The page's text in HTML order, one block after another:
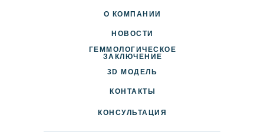
КОНТАКТЫ
НОВОСТИ
О КОМПАНИИ
ДОСТАВКА И ОПЛАТА
ПАРТНЕРАМ
3D МОДЕЛЬ
КОНСУЛЬТАЦИЯ
ГЕММОЛОГИЧЕСКОЕ
ЗАКЛЮЧЕНИЕ